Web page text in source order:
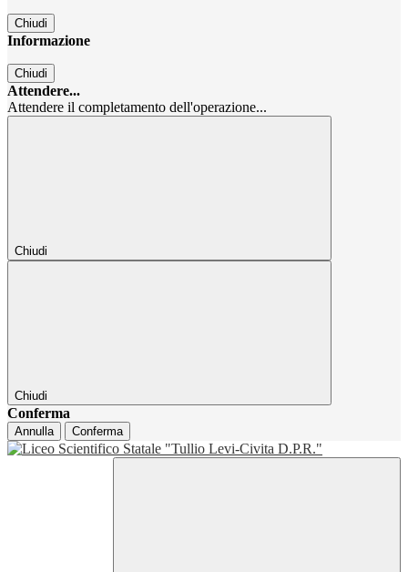
Chiudi
Informazione
Chiudi
Attendere...
Attendere il completamento dell'operazione...
Chiudi
Chiudi
Conferma
Annulla Conferma